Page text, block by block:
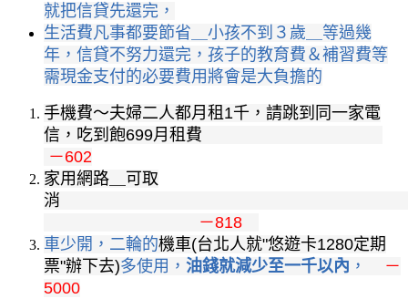
就把信貸先還完，
生活費凡事都要節省＿小孩不到３歲＿等過幾
年，信貸不努力還完，孩子的教育費＆補習費等
需現金支付的必要費用將會是大負擔的
手機費～夫婦二人都月租1千，請跳到同一家電
信，吃到飽699月租費
－602
家用網路＿可取
－818
車少開，二輪的機車(台北人就"悠遊卡1280定期
票"辦下去)多使用， 油錢就減少至一千以內 ， －
5000